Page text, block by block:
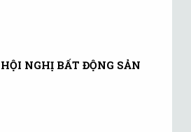
HỘI NGHỊ BẤT ĐỘNG SẢN